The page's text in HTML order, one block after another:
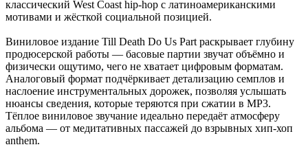
классический West Coast hip-hop с латиноамериканскими
мотивами и жёсткой социальной позицией.
Виниловое издание Till Death Do Us Part раскрывает глубину
продюсерской работы — басовые партии звучат объёмно и
физически ощутимо, чего не хватает цифровым форматам.
Аналоговый формат подчёркивает детализацию семплов и
наслоение инструментальных дорожек, позволяя услышать
нюансы сведения, которые теряются при сжатии в MP3.
Тёплое винилoвое звучание идеально передаёт атмосферу
альбома — от медитативных пассажей до взрывных хип-хоп
anthem.